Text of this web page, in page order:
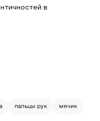
в
пальцы рук мячик